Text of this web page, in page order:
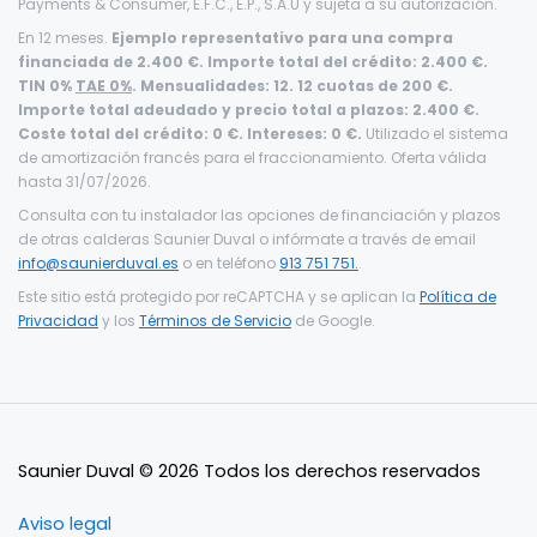
Mostrar más resultados
+ Añadir instalador
¿Quieres cambiar de caldera?
Nombre y apellidos
Correo electrónico
Teléfono móvil
En 12 meses. Ejemplo representativo para una compra
financiada de 2.400 €. Importe total del crédito: 2.400 €.
TIN 0% TAE 0%. Mensualidades: 12. 12 cuotas de 200 €.
Importe total adeudado y precio total a plazos: 2.400 €.
Coste total del crédito: 0 €. Intereses: 0 €. Utilizado el sistema
de amortización francés para el fraccionamiento. Oferta válida
hasta 31/07/2026.
Consulta con tu instalador las opciones de financiación y plazos
de otras calderas Saunier Duval o infórmate a través de email
info@saunierduval.es o en teléfono 913 751 751..
Este sitio está protegido por reCAPTCHA y se aplican la Política de
Privacidad y los Términos de Servicio de Google.
Saunier Duval © 2026 Todos los derechos reservados
Aviso legal